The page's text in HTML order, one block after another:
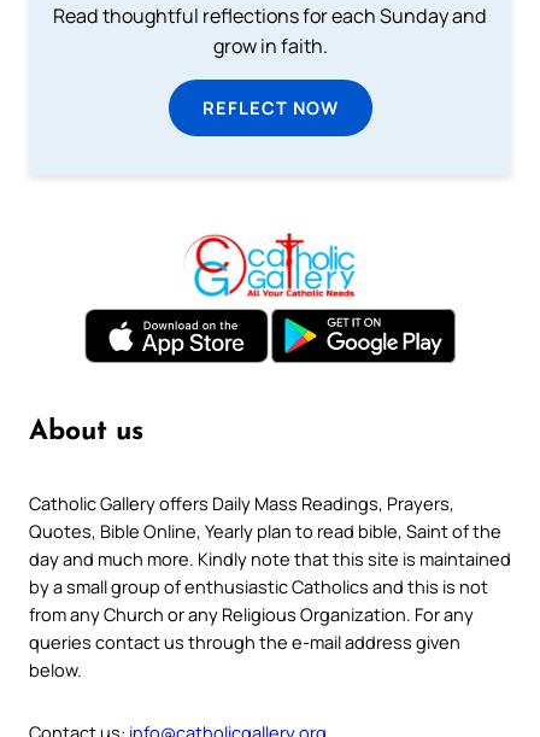
Read thoughtful reflections for each Sunday and
grow in faith.
REFLECT NOW
About us
Catholic Gallery offers Daily Mass Readings, Prayers,
Quotes, Bible Online, Yearly plan to read bible, Saint of the
day and much more. Kindly note that this site is maintained
by a small group of enthusiastic Catholics and this is not
from any Church or any Religious Organization. For any
queries contact us through the e-mail address given
below.